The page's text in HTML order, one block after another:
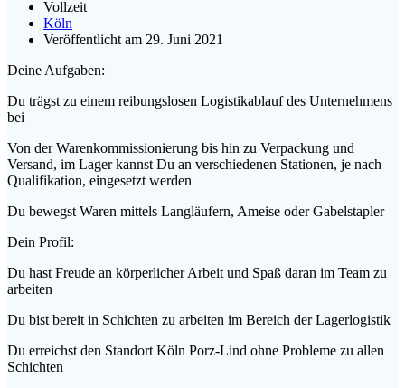
Vollzeit
Köln
Veröffentlicht am 29. Juni 2021
Deine Aufgaben:
Du trägst zu einem reibungslosen Logistikablauf des Unternehmens
bei
Von der Warenkommissionierung bis hin zu Verpackung und
Versand, im Lager kannst Du an verschiedenen Stationen, je nach
Qualifikation, eingesetzt werden
Du bewegst Waren mittels Langläufern, Ameise oder Gabelstapler
Dein Profil:
Du hast Freude an körperlicher Arbeit und Spaß daran im Team zu
arbeiten
Du bist bereit in Schichten zu arbeiten im Bereich der Lagerlogistik
Du erreichst den Standort Köln Porz-Lind ohne Probleme zu allen
Schichten